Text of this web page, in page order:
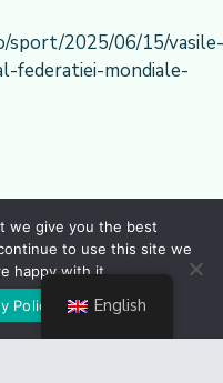
sport/2025/06/15/vasile-
federatiei-mondiale-
English
we give you the best
to use this site we
happy with it.
Policy